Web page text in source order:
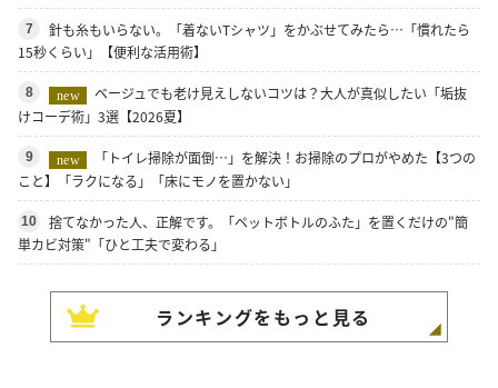
7
針も糸もいらない。「着ないTシャツ」をかぶせてみたら…「慣れたら
15秒くらい」【便利な活用術】
8 new
ベージュでも老け見えしないコツは？大人が真似したい「垢抜
けコーデ術」3選【2026夏】
9 new
「トイレ掃除が面倒…」を解決！お掃除のプロがやめた【3つの
こと】「ラクになる」「床にモノを置かない」
10
捨てなかった人、正解です。「ペットボトルのふた」を置くだけの"簡
単カビ対策"「ひと工夫で変わる」
ランキングをもっと見る